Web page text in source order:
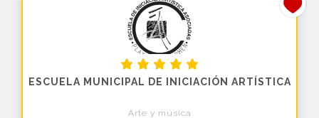
ESCUELA MUNICIPAL DE INICIACIÓN ARTÍSTICA
Arte y música